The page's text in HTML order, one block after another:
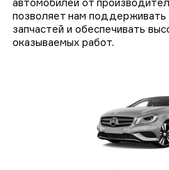
позволяет нам поддерживать
запчастей и обеспечивать
оказываемых работ.